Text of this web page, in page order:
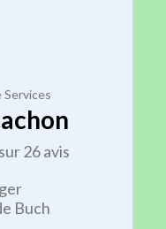
26 avis
Buch